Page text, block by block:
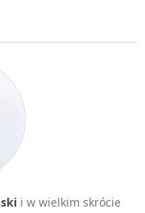
i w wielkim skrócie